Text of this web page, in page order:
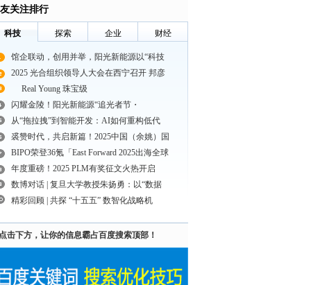
关注排行
科技 探索 企业 财经
馆企联动，创用并举，阳光新能源以“科技
2025 光合组织领导人大会在西宁召开 邦彦
Real Young 珠宝级
闪耀金陵！阳光新能源“追光者节・
从“拖拉拽”到智能开发：AI如何重构低代
裘赞时代，共启新篇！2025中国（余姚）国
BIPO荣登36氪「East Forward 2025出海全球
年度重磅！2025 PLM有奖征文火热开启
数博对话 | 复旦大学教授朱扬勇：以“数据
精彩回顾 | 共探 “十五五” 数智化战略机
击下方，让你的信息霸占百度搜索顶部！